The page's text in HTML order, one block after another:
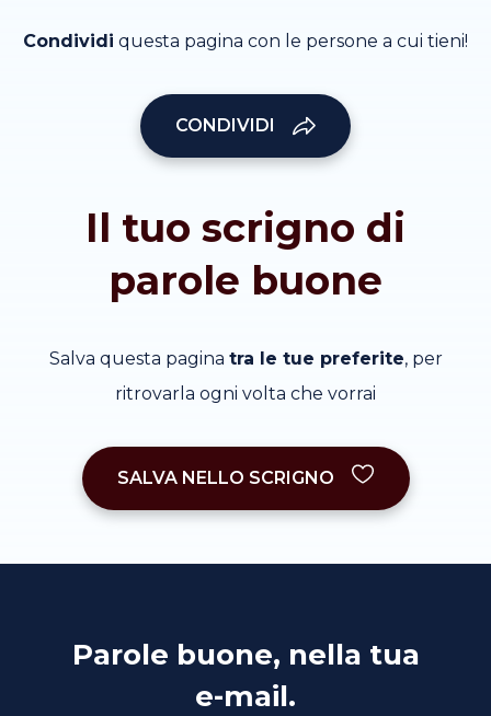
Condividi questa pagina con le persone a cui tieni!
CONDIVIDI
Il tuo scrigno di
parole buone
Salva questa pagina tra le tue preferite, per
ritrovarla ogni volta che vorrai
SALVA NELLO SCRIGNO
Parole buone, nella tua
e-mail.